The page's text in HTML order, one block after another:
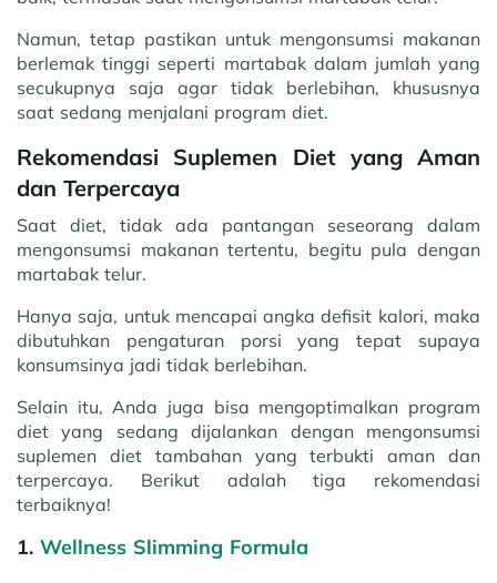
Namun, tetap pastikan untuk mengonsumsi makanan
berlemak tinggi seperti martabak dalam jumlah yang
secukupnya saja agar tidak berlebihan, khususnya
saat sedang menjalani program diet.
Rekomendasi Suplemen Diet yang Aman
dan Terpercaya
Saat diet, tidak ada pantangan seseorang dalam
mengonsumsi makanan tertentu, begitu pula dengan
martabak telur.
Hanya saja, untuk mencapai angka defisit kalori, maka
dibutuhkan pengaturan porsi yang tepat supaya
konsumsinya jadi tidak berlebihan.
Selain itu, Anda juga bisa mengoptimalkan program
diet yang sedang dijalankan dengan mengonsumsi
suplemen diet tambahan yang terbukti aman dan
terpercaya. Berikut adalah tiga rekomendasi
terbaiknya!
1. Wellness Slimming Formula